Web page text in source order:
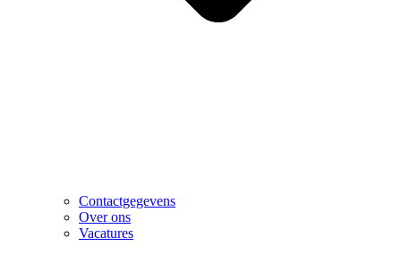
Contactgegevens
Over ons
Vacatures